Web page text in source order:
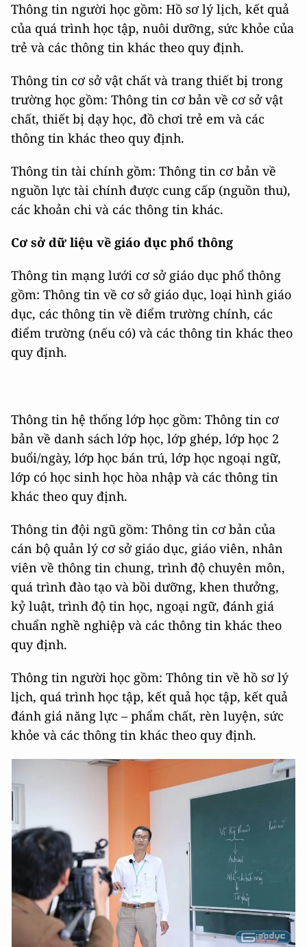
Thông tin người học gồm: Hồ sơ lý lịch, kết quả
của quá trình học tập, nuôi dưỡng, sức khỏe của
trẻ và các thông tin khác theo quy định.
Thông tin cơ sở vật chất và trang thiết bị trong
trường học gồm: Thông tin cơ bản về cơ sở vật
chất, thiết bị dạy học, đồ chơi trẻ em và các
thông tin khác theo quy định.
Thông tin tài chính gồm: Thông tin cơ bản về
nguồn lực tài chính được cung cấp (nguồn thu),
các khoản chi và các thông tin khác.
Cơ sở dữ liệu về giáo dục phổ thông
Thông tin mạng lưới cơ sở giáo dục phổ thông
gồm: Thông tin về cơ sở giáo dục, loại hình giáo
dục, các thông tin về điểm trường chính, các
điểm trường (nếu có) và các thông tin khác theo
quy định.
Thông tin hệ thống lớp học gồm: Thông tin cơ
bản về danh sách lớp học, lớp ghép, lớp học 2
buổi/ngày, lớp học bán trú, lớp học ngoại ngữ,
lớp có học sinh học hòa nhập và các thông tin
khác theo quy định.
Thông tin đội ngũ gồm: Thông tin cơ bản của
cán bộ quản lý cơ sở giáo dục, giáo viên, nhân
viên về thông tin chung, trình độ chuyên môn,
quá trình đào tạo và bồi dưỡng, khen thưởng,
kỷ luật, trình độ tin học, ngoại ngữ, đánh giá
chuẩn nghề nghiệp và các thông tin khác theo
quy định.
Thông tin người học gồm: Thông tin về hồ sơ lý
lịch, quá trình học tập, kết quả học tập, kết quả
đánh giá năng lực – phẩm chất, rèn luyện, sức
khỏe và các thông tin khác theo quy định.